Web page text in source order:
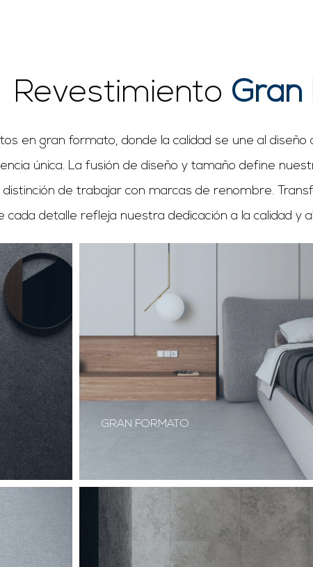
Revestimiento Gran
en gran formato, donde la calidad se une al
única. La fusión de diseño y tamaño define
de trabajar con marcas de renombre.
detalle refleja nuestra dedicación a la calidad y
GRAN FORMATO